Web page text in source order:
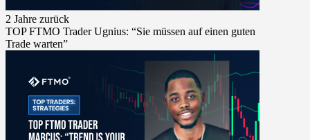
2 Jahre zurück
TOP FTMO Trader Ugnius: “Sie müssen auf einen guten
Trade warten”